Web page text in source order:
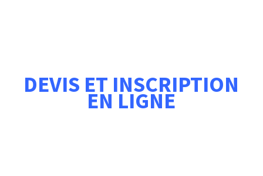
DEVIS ET INSCRIPTION
EN LIGNE